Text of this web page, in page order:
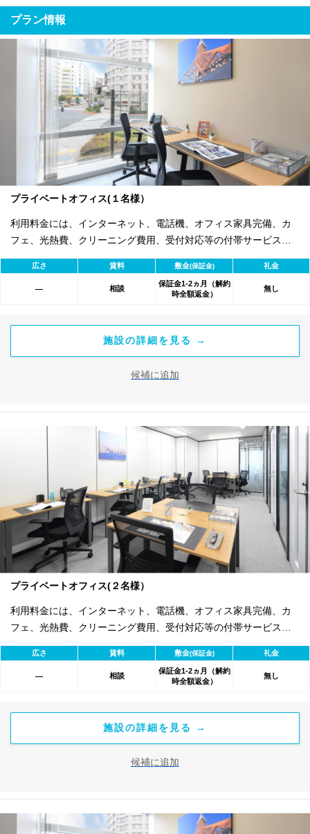
プラン情報
プライベートオフィス(１名様）
利用料金には、インターネット、電話機、オフィス家具完備、カ
フェ、光熱費、クリーニング費用、受付対応等の付帯サービスす
べて含まれ、追加料金不要です。 また適宜キャンペーン、契約期
間による割引特典あります。
広さ 賃料 敷金(保証金) 礼金
― 相談
保証金1-2ヵ月（解約
時全額返金）
無し
施設の詳細を見る →
候補に追加
プライベートオフィス(２名様）
利用料金には、インターネット、電話機、オフィス家具完備、カ
フェ、光熱費、クリーニング費用、受付対応等の付帯サービスす
べて含まれ、追加料金不要です。 また適宜キャンペーン、契約期
間による割引特典あります。
広さ 賃料 敷金(保証金) 礼金
― 相談
保証金1-2ヵ月（解約
時全額返金）
無し
施設の詳細を見る →
候補に追加